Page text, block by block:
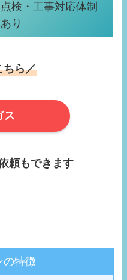
点検・工事対応体制
あり
ちら／
ス
頼もできます
の特徴